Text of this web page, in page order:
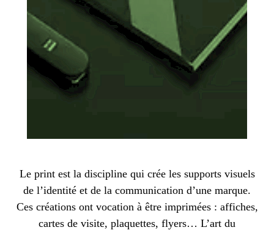
Le print est la discipline qui crée les supports visuels
de l’identité et de la communication d’une marque.
Ces créations ont vocation à être imprimées : affiches,
cartes de visite, plaquettes, flyers… L’art du